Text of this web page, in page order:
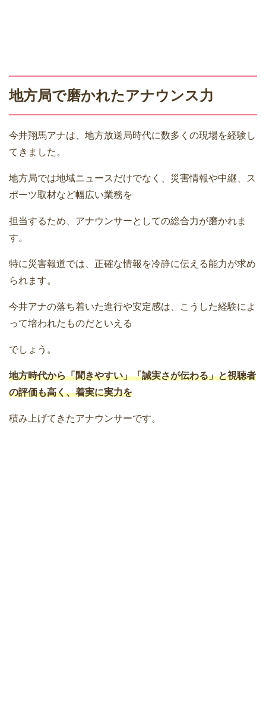
地方局で磨かれたアナウンス力
今井翔馬アナは、地方放送局時代に数多くの現場を経験し
てきました。
地方局では地域ニュースだけでなく、災害情報や中継、ス
ポーツ取材など幅広い業務を
担当するため、アナウンサーとしての総合力が磨かれま
す。
特に災害報道では、正確な情報を冷静に伝える能力が求め
られます。
今井アナの落ち着いた進行や安定感は、こうした経験によ
って培われたものだといえる
でしょう。
地方時代から「聞きやすい」「誠実さが伝わる」と視聴者
の評価も高く、着実に実力を
積み上げてきたアナウンサーです。